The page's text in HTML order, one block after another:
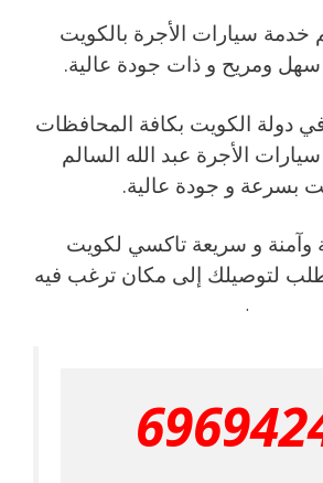
خدمة سيارات الأجرة بالكويت
ومريح و ذات جودة عالية.
في دولة الكويت بكافة المحافظات
الأجرة عبد الله السالم
بسرعة و جودة عالية.
وآمنة و سريعة تاكسي لكويت
لتوصيلك إلى مكان ترغب فيه
.